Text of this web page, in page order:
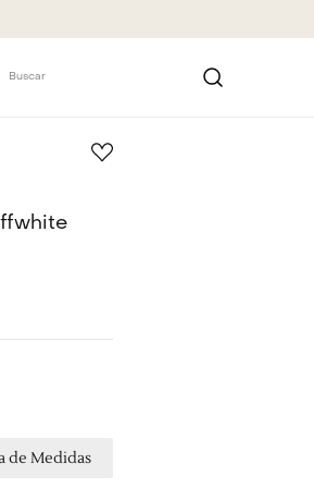
Buscar
de Medidas